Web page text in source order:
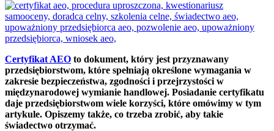
Certyfikat AEO to dokument, który jest przyznawany
przedsiębiorstwom, które spełniają określone wymagania w
zakresie bezpieczeństwa, zgodności i przejrzystości w
międzynarodowej wymianie handlowej. Posiadanie certyfikatu
daje przedsiębiorstwom wiele korzyści, które omówimy w tym
artykule. Opiszemy także, co trzeba zrobić, aby takie
świadectwo otrzymać.